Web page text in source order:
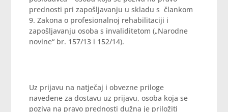
prednosti pri zapošljavanju u skladu s člankom
9. Zakona o profesionalnoj rehabilitaciji i
zapošljavanju osoba s invaliditetom („Narodne
novine“ br. 157/13 i 152/14).
Uz prijavu na natječaj i obvezne priloge
navedene za dostavu uz prijavu, osoba koja se
poziva na pravo prednosti dužna je priložiti